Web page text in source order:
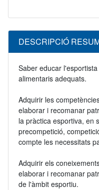
DESCRIPCIÓ
Saber educar
alimentaris adequats.
Adquirir les
elaborar i recomanar
la pràctica esportiva, en
precompetició,
compte les necessitats
Adquirir els
elaborar i recomanar
de l'àmbit esportiu.